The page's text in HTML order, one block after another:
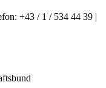
+43 / 1 / 534 44 39 |